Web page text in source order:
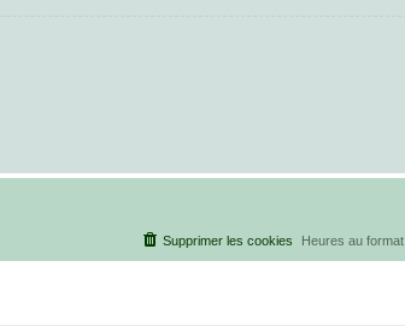
Heures au format
Supprimer les cookies